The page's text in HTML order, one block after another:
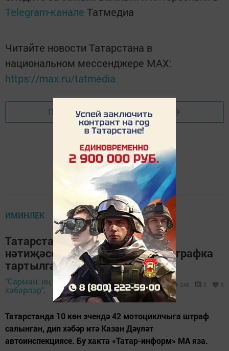
Telegram-канале Татмедиа
Читайте новости Татарстана в
национальном мессенджере MАХ:
https://max.ru/tatmedia
Перейти на страницу новости
ИМИНЛЕК
Татарстанда 10 көнлек рейд
нәтиҗәсендә 42 мотоциклчы штрафка
тартылган
"Сарман: иң яңа
хәбәрләр",
29 май 2026 -
13:44
248 0 0
Татарстанда 10 көн эчендә 42 мотоциклчыга штраф
салынган, дип хәбәр итә Казан Дәүләт
автоинспекциясе. Бу хакта «Татар-информ» МА яза.